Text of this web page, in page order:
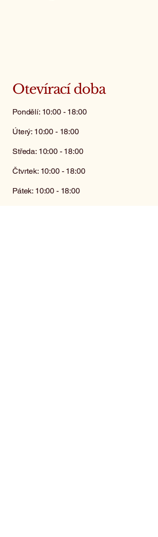
Otevírací doba
Pondělí: 10:00 - 18:00
Úterý: 10:00 - 18:00
Středa: 10:00 - 18:00
Čtvrtek: 10:00 - 18:00
Pátek: 10:00 - 18:00